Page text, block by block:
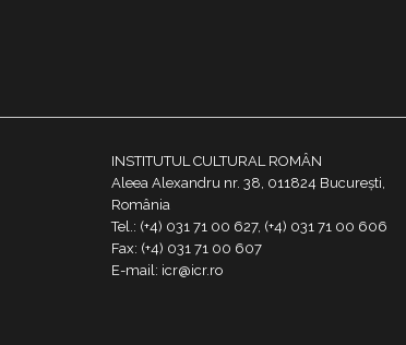
INSTITUTUL CULTURAL ROMÂN
Aleea Alexandru nr. 38, 011824 București,
România
Tel.: (+4) 031 71 00 627, (+4) 031 71 00 606
Fax: (+4) 031 71 00 607
E-mail: icr@icr.ro